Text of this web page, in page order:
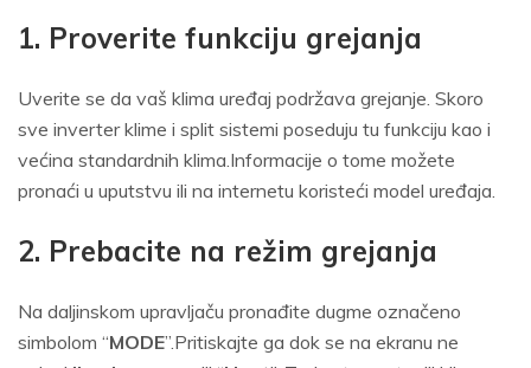
1. Proverite funkciju grejanja
Uverite se da vaš klima uređaj podržava grejanje. Skoro
sve inverter klime i split sistemi poseduju tu funkciju kao i
većina standardnih klima.Informacije o tome možete
pronaći u uputstvu ili na internetu koristeći model uređaja.
2. Prebacite na režim grejanja
Na daljinskom upravljaču pronađite dugme označeno
simbolom “MODE”.Pritiskajte ga dok se na ekranu ne